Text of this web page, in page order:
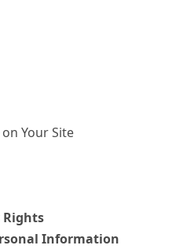
Your Site
Rights
Information